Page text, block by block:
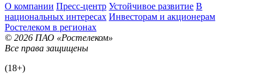
О компании Пресс-центр Устойчивое развитие В
национальных интересах Инвесторам и акционерам
Ростелеком в регионах
© 2026 ПАО «Ростелеком»
Все права защищены
(18+)